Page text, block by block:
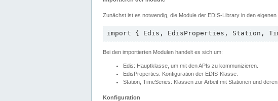
Zunächst ist es notwendig, die Module der EDIS-Library in den
import { Edis, EdisProperties, Station,
Bei den importierten Modulen handelt es sich um:
Edis: Hauptklasse, um mit den APIs zu kommunizieren.
EdisProperties: Konfiguration der EDIS-Klasse.
Station, TimeSeries: Klassen zur Arbeit mit Stationen und deren
Konfiguration